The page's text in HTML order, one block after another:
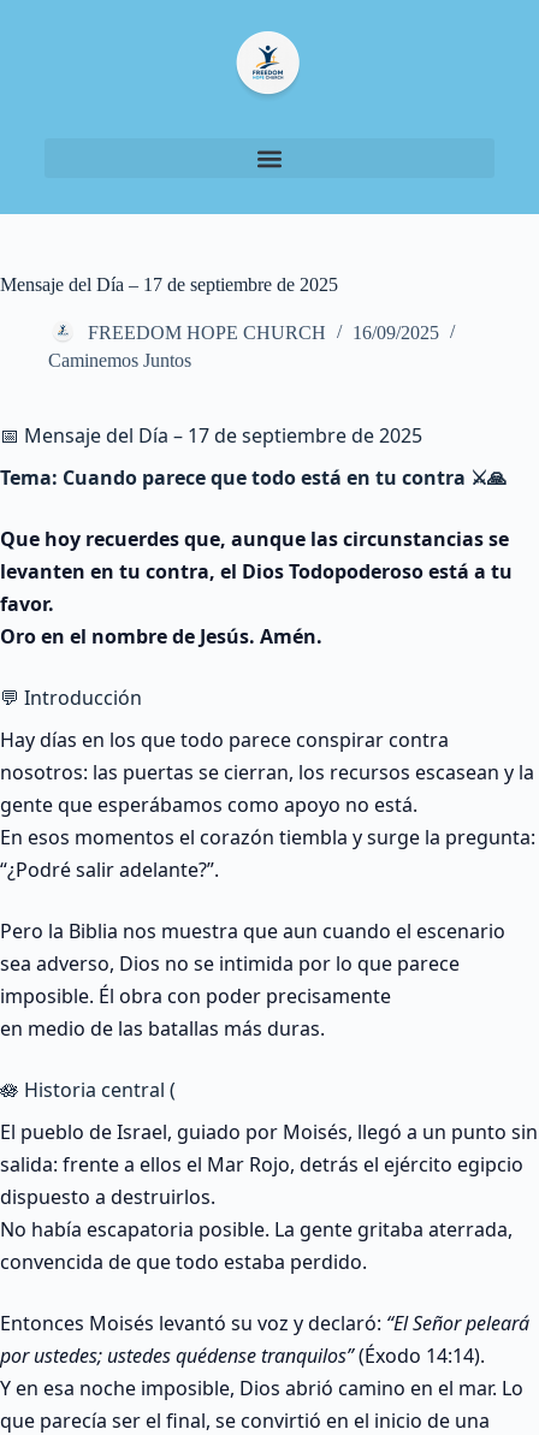
Mensaje del Día – 17 de septiembre de 2025
FREEDOM HOPE CHURCH
16/09/2025
Caminemos Juntos
📅 Mensaje del Día – 17 de septiembre de 2025
Tema: Cuando parece que todo está en tu contra ⚔️🙏
Que hoy recuerdes que, aunque las circunstancias se
levanten en tu contra, el Dios Todopoderoso está a tu
favor.
Oro en el nombre de Jesús. Amén.
💬 Introducción
Hay días en los que todo parece conspirar contra
nosotros: las puertas se cierran, los recursos escasean y la
gente que esperábamos como apoyo no está.
En esos momentos el corazón tiembla y surge la pregunta:
“¿Podré salir adelante?”.
Pero la Biblia nos muestra que aun cuando el escenario
sea adverso, Dios no se intimida por lo que parece
imposible. Él obra con poder precisamente
en medio de las batallas más duras.
🪷 Historia central (
El pueblo de Israel, guiado por Moisés, llegó a un punto sin
salida: frente a ellos el Mar Rojo, detrás el ejército egipcio
dispuesto a destruirlos.
No había escapatoria posible. La gente gritaba aterrada,
convencida de que todo estaba perdido.
Entonces Moisés levantó su voz y declaró: “El Señor peleará
por ustedes; ustedes quédense tranquilos”(Éxodo 14:14).
Y en esa noche imposible, Dios abrió camino en el mar. Lo
que parecía ser el final, se convirtió en el inicio de una